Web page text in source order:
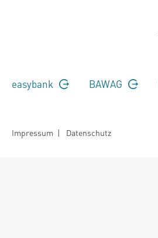
easybank BAWAG
Impressum | Datenschutz